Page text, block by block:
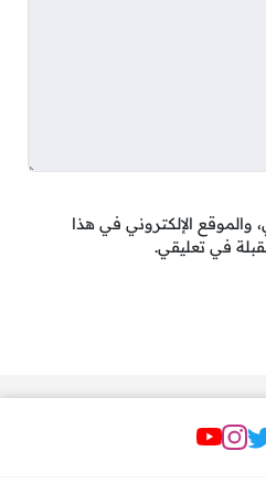
الأعمال، نظم المعلومات
التفاعل مع الجمهور،
عبر الإنترنت.
– مؤسسة متانة للأمن
والموقع الإلكتروني في هذا
في تعليقي.
مواقع التواصل